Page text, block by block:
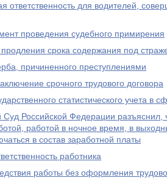
ответственность для водителей,
проведения судебного примирения
срока содержания под
причиненного преступлениями
срочного трудового договора
статистического учета в
Суд Российской Федерации разъяснил,
работой в ночное время, в
в состав заработной платы
работника
работы без оформления